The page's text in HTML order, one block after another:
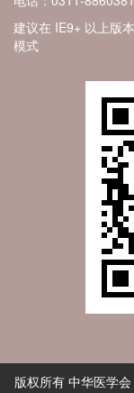
建议在 IE9+ 以上版
模式
版权所有 中华医学